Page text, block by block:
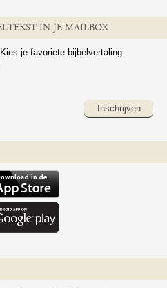
IN JE MAILBOX
je favoriete bijbelvertaling.
Inschrijven